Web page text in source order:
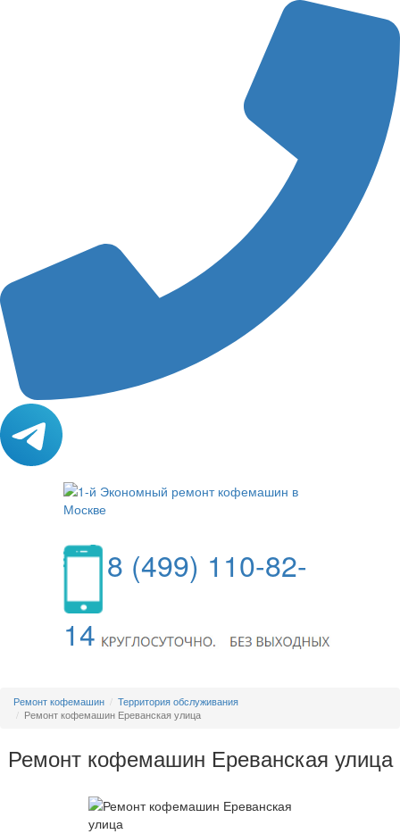
8 (499) 110-82-
14
Ремонт кофемашин
Территория обслуживания
Ремонт кофемашин Ереванская улица
Ремонт кофемашин Ереванская улица